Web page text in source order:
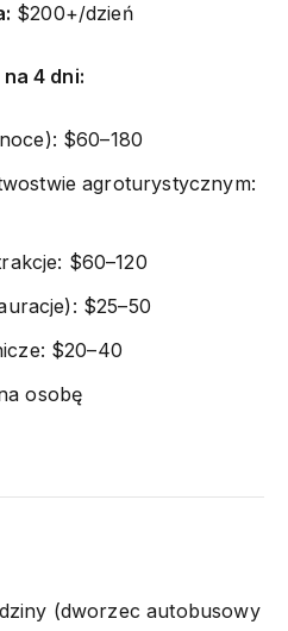
$200+/dzień
4 dni:
$60–180
agroturystycznym:
$60–120
$25–50
$20–40
osobę
(dworzec autobusowy